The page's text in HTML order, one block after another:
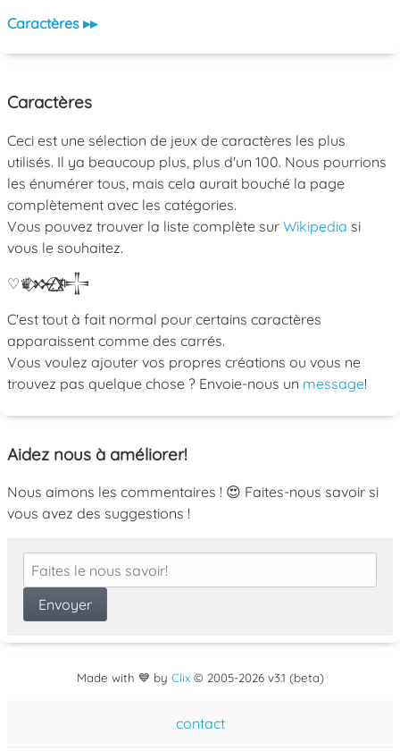
Caractères ▸▸
Caractères
Ceci est une sélection de jeux de caractères les plus
utilisés. Il ya beaucoup plus, plus d'un 100. Nous pourrions
les énumérer tous, mais cela aurait bouché la page
complètement avec les catégories.
Vous pouvez trouver la liste complète sur Wikipedia si
vous le souhaitez.
♡♛𒁍ﾒ𒋲
C'est tout à fait normal pour certains caractères
apparaissent comme des carrés.
Vous voulez ajouter vos propres créations ou vous ne
trouvez pas quelque chose ? Envoie-nous un message!
Aidez nous à améliorer!
Nous aimons les commentaires ! 😍 Faites-nous savoir si
vous avez des suggestions !
Made with 💙 by Clix© 2005-2026 v3.1 (beta)
contact